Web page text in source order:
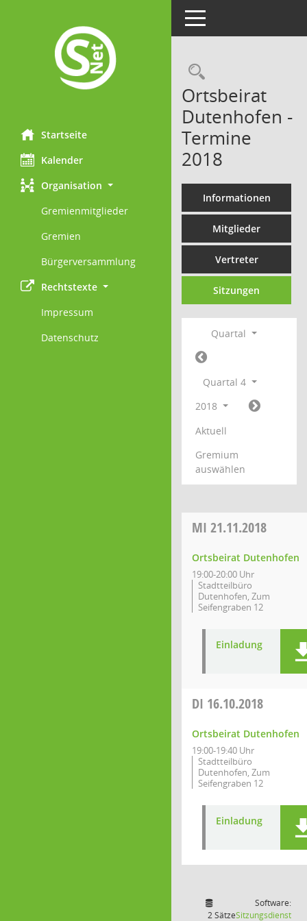
Startseite
Kalender
Organisation
Gremienmitglieder
Gremien
Bürgerversammlung
Rechtstexte
Impressum
Datenschutz
Toggle navigation
Ortsbeirat
Dutenhofen -
Termine
2018
Informationen
Mitglieder
Vertreter
Sitzungen
Quartal
Quartal 4
2018
Aktuell
Gremium
auswählen
MI 21.11.2018
Ortsbeirat Dutenhofen
19:00-20:00 Uhr
Stadtteilbüro
Dutenhofen, Zum
Seifengraben 12
Einladung
DI 16.10.2018
Ortsbeirat Dutenhofen
19:00-19:40 Uhr
Stadtteilbüro
Dutenhofen, Zum
Seifengraben 12
Einladung
2 Sätze
Software:
Sitzungsdienst